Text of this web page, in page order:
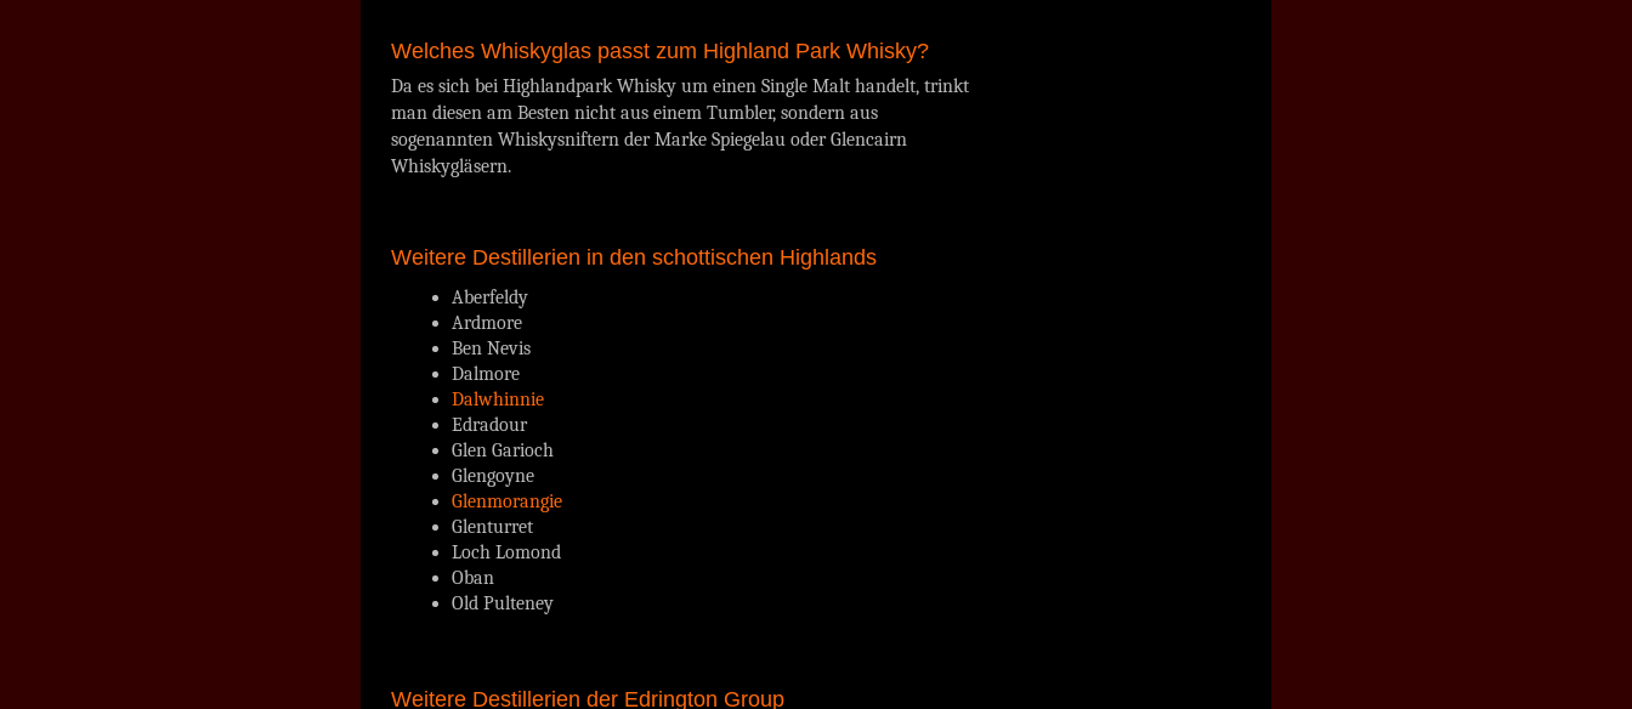
Welches Whiskyglas passt zum Highland Park Whisky?
Da es sich bei Highlandpark Whisky um einen Single Malt handelt, trinkt
man diesen am Besten nicht aus einem Tumbler, sondern aus
sogenannten Whiskysniftern der Marke Spiegelau oder Glencairn
Whiskygläsern.
Weitere Destillerien in den schottischen Highlands
Aberfeldy
Ardmore
Ben Nevis
Dalmore
Dalwhinnie
Edradour
Glen Garioch
Glengoyne
Glenmorangie
Glenturret
Loch Lomond
Oban
Old Pulteney
Weitere Destillerien der Edrington Group